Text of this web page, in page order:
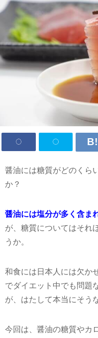
醤油には糖質がどのくら
か？
醤油には塩分が多く含ま
が、糖質についてはそれ
うか。
和食には日本人には欠か
でダイエット中でも問題
が、はたして本当にそう
今回は、醤油の糖質やカ